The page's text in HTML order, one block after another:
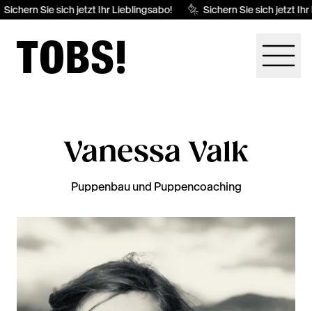
Sie sich jetzt Ihr Lieblingsabo! Sichern Sie sich jetzt Ihr
Vanessa Valk
Puppenbau und Puppencoaching